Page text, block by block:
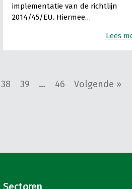
implementatie van de richtlijn
2014/45/EU. Hiermee…
Lees
38 39 … 46 Volgende »
Sectoren